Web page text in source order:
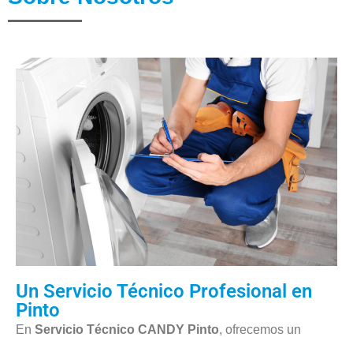
Un Servicio Técnico Profesional en
Pinto
En Servicio Técnico CANDY Pinto, ofrecemos un